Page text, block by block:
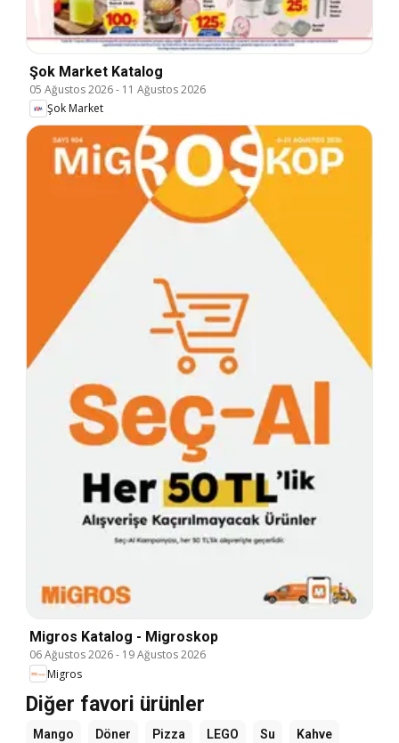
Şok Market Katalog
05 Ağustos 2026- 11 Ağustos 2026
Şok Market
Migros Katalog - Migroskop
06 Ağustos 2026- 19 Ağustos 2026
Migros
Diğer favori ürünler
Mango Döner Pizza LEGO Su Kahve